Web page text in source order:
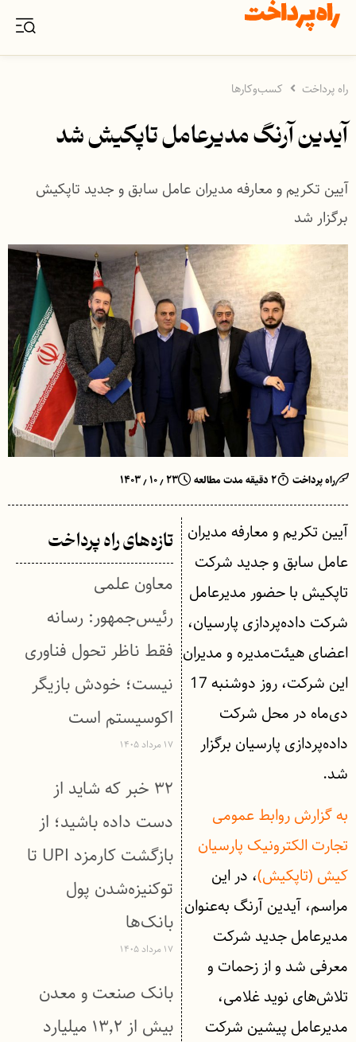
راه پرداخت کسب‌وکارها
آیدین آرنگ مدیرعامل تاپکیش شد
آیین تکریم و معارفه مدیران عامل سابق و جدید تاپکیش
برگزار شد
راه پرداخت ۲ دقیقه مدت مطالعه ۲۳ ٫ ۱۰ ٫ ۱۴۰۳
آیین تکریم و معارفه مدیران
عامل سابق و جدید شرکت
تاپکیش با حضور مدیرعامل
شرکت داده‌پردازی پارسیان،
اعضای هیئت‌مدیره و مدیران
این شرکت، روز دوشنبه 17
دی‌ماه در محل شرکت
داده‌پردازی پارسیان برگزار
شد.
به گزارش روابط عمومی
تجارت الکترونیک پارسیان
کیش (تاپکیش)، در این
مراسم، آیدین آرنگ به‌عنوان
مدیرعامل جدید شرکت
معرفی شد و از زحمات و
تلاش‌های نوید غلامی،
مدیرعامل پیشین شرکت
تازه‌های راه پرداخت
معاون علمی
رئیس‌جمهور: رسانه
فقط ناظر تحول فناوری
نیست؛ خودش بازیگر
اکوسیستم است
۱۷ مرداد ۱۴۰۵
۳۲ خبر که شاید از
دست داده باشید؛ از
بازگشت کارمزد UPI تا
توکنیزه‌شدن پول
بانک‌ها
۱۷ مرداد ۱۴۰۵
بانک صنعت و معدن
بیش از ۱۳٬۲ میلیارد